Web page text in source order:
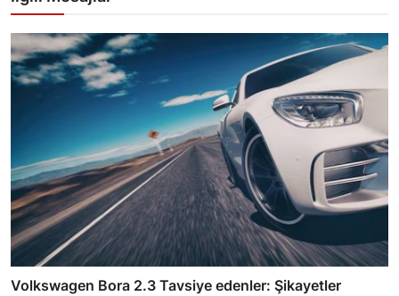
Volkswagen Bora 2.3 Tavsiye edenler: Şikayetler